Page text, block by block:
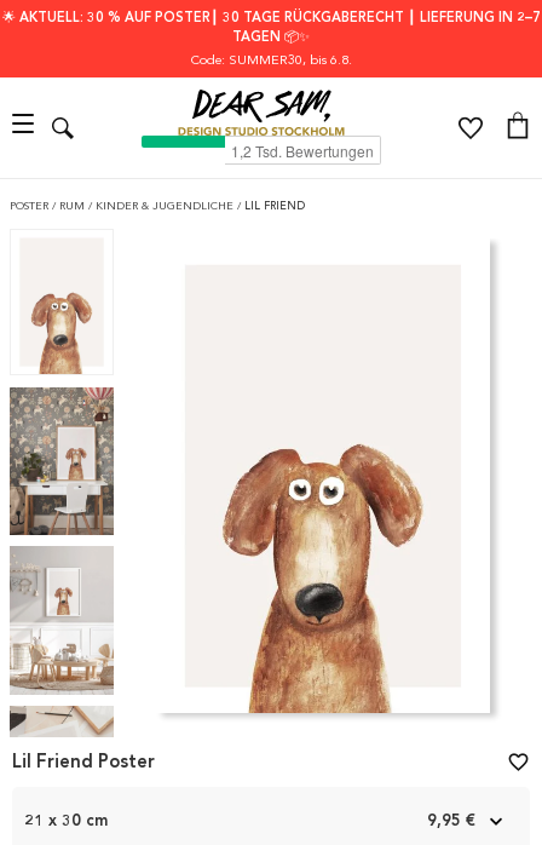
🌟 AKTUELL: 30 % AUF POSTER┃ 30 TAGE RÜCKGABERECHT ┃ LIEFERUNG IN 2–7
TAGEN 📦✨
Code: SUMMER30, bis 6.8.
POSTER / RUM / KINDER & JUGENDLICHE / LIL FRIEND
Item
1
21 x 30 cm 9,95 €
Lil Friend Poster favorite_border